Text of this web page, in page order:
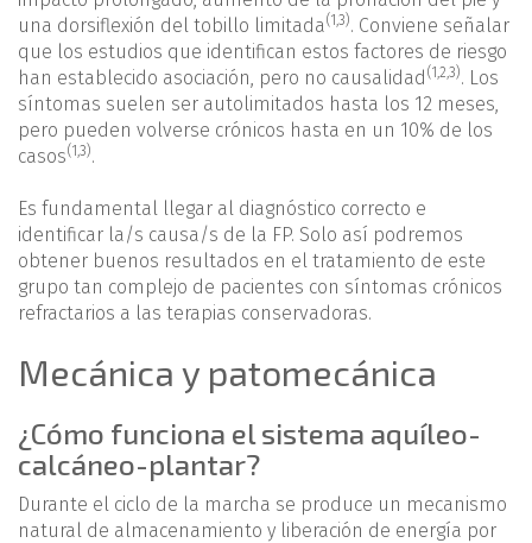
una dorsiflexión del tobillo limitada(1,3). Conviene señalar
que los estudios que identifican estos factores de riesgo
han establecido asociación, pero no causalidad (1,2,3). Los
síntomas suelen ser autolimitados hasta los 12 meses,
pero pueden volverse crónicos hasta en un 10% de los
casos(1,3).
Es fundamental llegar al diagnóstico correcto e
identificar la/s causa/s de la FP. Solo así podremos
obtener buenos resultados en el tratamiento de este
grupo tan complejo de pacientes con síntomas crónicos
refractarios a las terapias conservadoras.
Mecánica y patomecánica
¿Cómo funciona el sistema aquíleo-
calcáneo-plantar?
Durante el ciclo de la marcha se produce un mecanismo
natural de almacenamiento y liberación de energía por